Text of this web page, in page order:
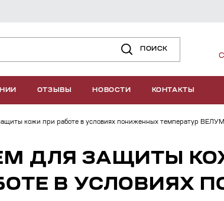
ПОИСК
ОТЗЫВЫ НОВОСТИ КОНТАКТЫ
кожи при работе в условиях пониженных температур
ДЛЯ ЗАЩИТЫ
В УСЛОВИЯХ